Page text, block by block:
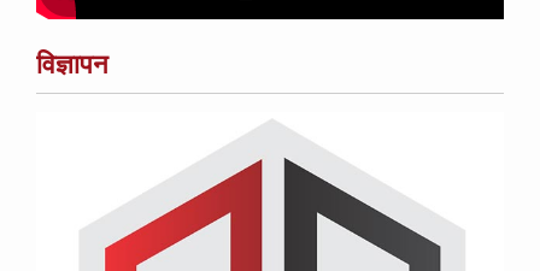
विज्ञापन